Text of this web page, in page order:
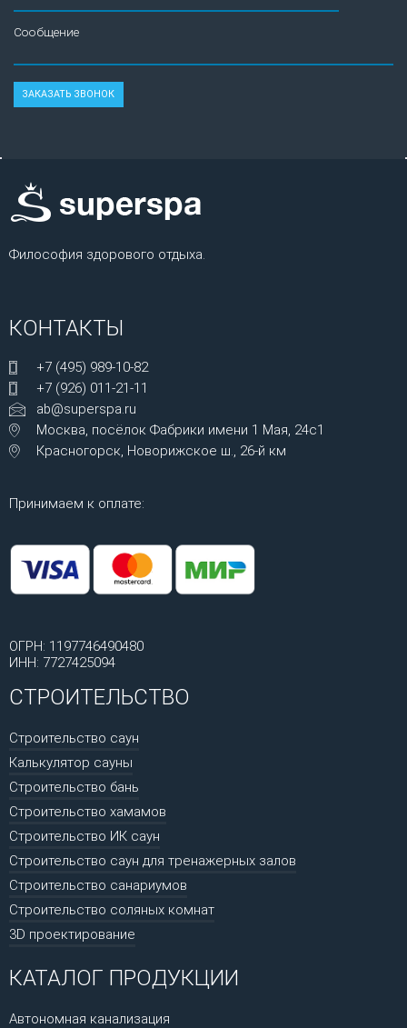
Сообщение
Философия здорового отдыха.
КОНТАКТЫ
+7 (495) 989-10-82
+7 (926) 011-21-11
ab@superspa.ru
Москва, посёлок Фабрики имени 1 Мая, 24с1
Красногорск, Новорижское ш., 26-й км
Принимаем к оплате:
ОГРН: 1197746490480
ИНН: 7727425094
СТРОИТЕЛЬСТВО
Строительство саун
Калькулятор сауны
Строительство бань
Строительство хамамов
Строительство ИК саун
Строительство саун для тренажерных залов
Строительство санариумов
Строительство соляных комнат
3D проектирование
КАТАЛОГ ПРОДУКЦИИ
Автономная канализация